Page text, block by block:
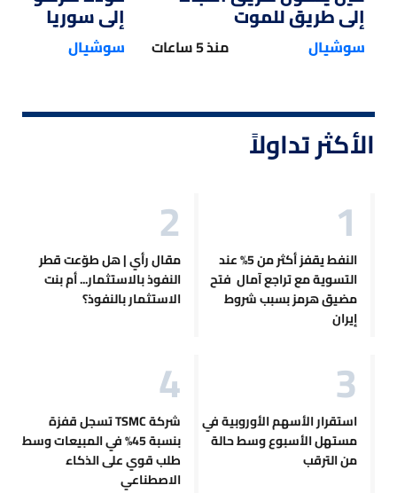
إلى طريق للموت
سوشيال منذ 5 ساعات
إلى سوريا
سوشيال
الأكثر تداولاً
النفط يقفز أكثر من 5% عند
التسوية مع تراجع آمال فتح
مضيق هرمز بسبب شروط
إيران
مقال رأي | هل طوّعت قطر
النفوذ بالاستثمار... أم بنت
الاستثمار بالنفوذ؟
استقرار الأسهم الأوروبية في
مستهل الأسبوع وسط حالة
من الترقب
شركة TSMC تسجل قفزة
بنسبة 45% في المبيعات وسط
طلب قوي على الذكاء
الاصطناعي